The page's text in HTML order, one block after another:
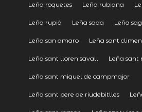
Leña roquetes Leña rubiana
Leña rupià Leña sada Leña
Leña san amaro Leña sant
Leña sant lloren savall Leña sant
Leña sant miquel de campmajor
Leña sant pere de riudebitlles